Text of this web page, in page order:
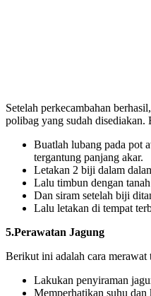
Setelah perkecambahan
polibag yang sudah
Buatlah lubang pada pot
tergantung panjang akar.
Letakan 2 biji dalam
Lalu timbun dengan
Dan siram setelah biji
Lalu letakan di tempat
5.Perawatan Jagung
Berikut ini adalah cara merawat
Lakukan penyiraman
Memperhatikan suhu dan